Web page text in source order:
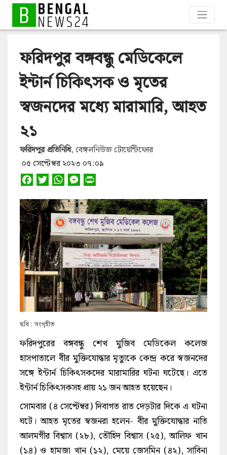
ফরিদপুর বঙ্গবন্ধু মেডিকেলে
ইন্টার্ন চিকিৎসক ও মৃতের
স্বজনদের মধ্যে মারামারি, আহত
২১
ফরিদপুর প্রতিনিধি, বেঙ্গলনিউজ টোয়েন্টিফোর
০৫ সেপ্টেম্বর ২০২৩ ০৭:০৯
ছবি : সংগৃহীত
ফরিদপুরের বঙ্গবন্ধু শেখ মুজিব মেডিকেল কলেজ
হাসপাতালে বীর মুক্তিযোদ্ধার মৃত্যুকে কেন্দ্র করে স্বজনদের
সঙ্গে ইন্টার্ন চিকিৎসকদের মারামারির ঘটনা ঘটেছে। এতে
ইন্টার্ন চিকিৎসকসহ প্রায় ২১ জন আহত হয়েছেন।
সোমবার (৪ সেপ্টেম্বর) দিবাগত রাত দেড়টার দিকে এ ঘটনা
ঘটে।আহত মৃতের স্বজনরা হলেন- বীর মুক্তিযোদ্ধার নাতি
আলমগীর বিশ্বাস (২৮), তৌহিদ বিশ্বাস (২৫), আলিফ খান
(১৪) ও হামজা খান (১২), মেয়ে জেসমিন (৪২), সাবিনা